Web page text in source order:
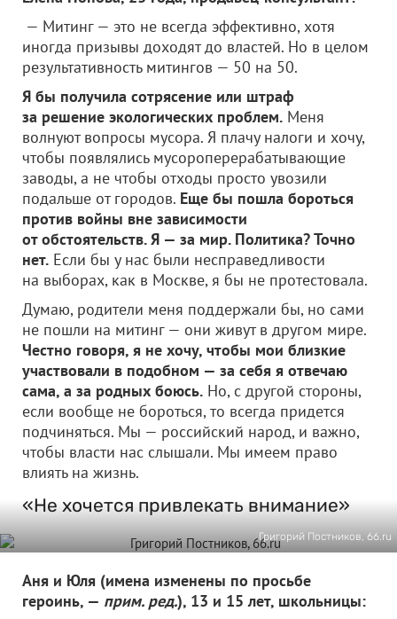
— Митинг — это не всегда эффективно, хотя
иногда призывы доходят до властей. Но в целом
результативность митингов — 50 на 50.
Я бы получила сотрясение или штраф
за решение экологических проблем. Меня
волнуют вопросы мусора. Я плачу налоги и хочу,
чтобы появлялись мусороперерабатывающие
заводы, а не чтобы отходы просто увозили
подальше от городов. Еще бы пошла бороться
против войны вне зависимости
от обстоятельств. Я — за мир. Политика? Точно
нет. Если бы у нас были несправедливости
на выборах, как в Москве, я бы не протестовала.
Думаю, родители меня поддержали бы, но сами
не пошли на митинг — они живут в другом мире.
Честно говоря, я не хочу, чтобы мои близкие
участвовали в подобном — за себя я отвечаю
сама, а за родных боюсь. Но, с другой стороны,
если вообще не бороться, то всегда придется
подчиняться. Мы — российский народ, и важно,
чтобы власти нас слышали. Мы имеем право
влиять на жизнь.
«Не хочется привлекать внимание»
Григорий Постников, 66.ru
Аня и Юля (имена изменены по просьбе
героинь, — прим. ред.), 13 и 15 лет, школьницы: